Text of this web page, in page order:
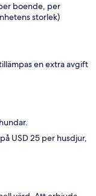
boende, per
storlek)
en extra avgift
USD 25 per husdjur,